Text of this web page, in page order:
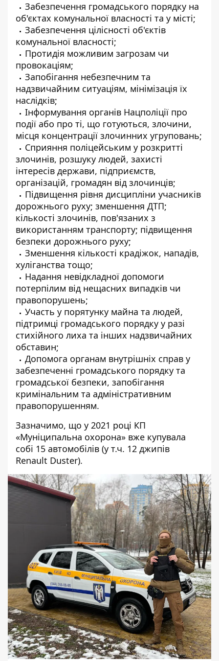
Забезпечення громадського порядку на
об'єктах комунальної власності та у місті;
Забезпечення цілісності об'єктів
комунальної власності;
Протидія можливим загрозам чи
провокаціям;
Запобігання небезпечним та
надзвичайним ситуаціям, мінімізація їх
наслідків;
Інформування органів Нацполіції про
події або про ті, що готуються, злочини,
місця концентрації злочинних угруповань;
Сприяння поліцейським у розкритті
злочинів, розшуку людей, захисті
інтересів держави, підприємств,
організацій, громадян від злочинців;
Підвищення рівня дисципліни учасників
дорожнього руху; зменшення ДТП;
кількості злочинів, пов'язаних з
використанням транспорту; підвищення
безпеки дорожнього руху;
Зменшення кількості крадіжок, нападів,
хуліганства тощо;
Надання невідкладної допомоги
потерпілим від нещасних випадків чи
правопорушень;
Участь у порятунку майна та людей,
підтримці громадського порядку у разі
стихійного лиха та інших надзвичайних
обставин;
Допомога органам внутрішніх справ у
забезпеченні громадського порядку та
громадської безпеки, запобігання
кримінальним та адміністративним
правопорушенням.
Зазначимо, що у 2021 році КП
«Муніципальна охорона» вже купувала
собі 15 автомобілів (у т.ч. 12 джипів
Renault Duster).